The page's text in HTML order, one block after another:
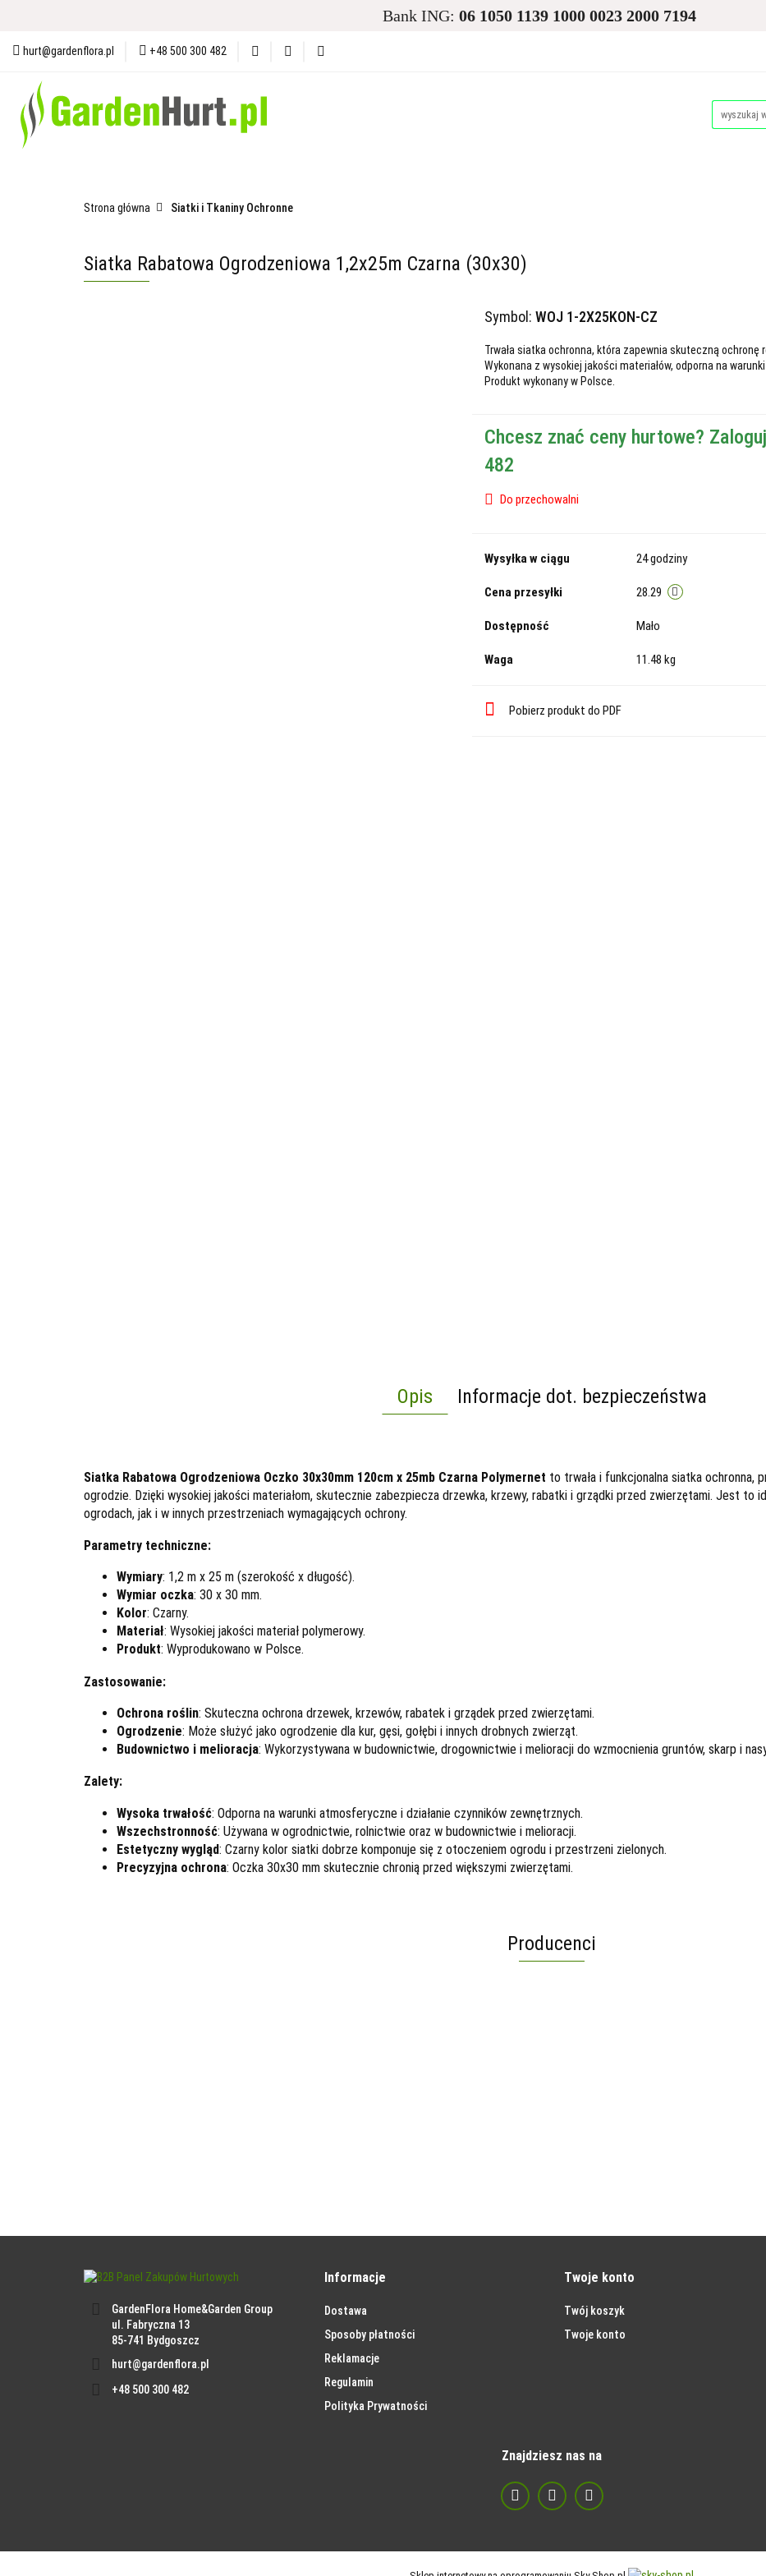
Bank ING: 06 1050 1139 1000 0023 2000 7194
hurt@gardenflora.pl +48 500 300 482
Strona główna Siatki i Tkaniny Ochronne
Siatka Rabatowa Ogrodzeniowa 1,2x25m Czarna (30x30)
Symbol: WOJ 1-2X25KON-CZ
Trwała siatka ochronna, która zapewnia skuteczną ochronę
Wykonana z wysokiej jakości materiałów, odporna na
Produkt wykonany w Polsce.
Chcesz znać ceny hurtowe?
482
Do przechowalni
Wysyłka w ciągu 24 godziny
Cena przesyłki 28.29
Dostępność Mało
Waga 11.48 kg
Pobierz produkt do PDF
Opis Informacje dot. bezpieczeństwa
Siatka Rabatowa Ogrodzeniowa Oczko 30x30mm 120cm x 25mb Czarna Polymernet to trwała i funkcjonalna siatka ochronna,
ogrodzie. Dzięki wysokiej jakości materiałom, skutecznie zabezpiecza drzewka, krzewy, rabatki i grządki przed zwierzętami. Jest to
ogrodach, jak i w innych przestrzeniach wymagających ochrony.
Parametry techniczne:
Wymiary: 1,2 m x 25 m (szerokość x długość).
Wymiar oczka: 30 x 30 mm.
Kolor: Czarny.
Materiał: Wysokiej jakości materiał polymerowy.
Produkt: Wyprodukowano w Polsce.
Zastosowanie:
Ochrona roślin: Skuteczna ochrona drzewek, krzewów, rabatek i grządek przed zwierzętami.
Ogrodzenie: Może służyć jako ogrodzenie dla kur, gęsi, gołębi i innych drobnych zwierząt.
Budownictwo i melioracja: Wykorzystywana w budownictwie, drogownictwie i melioracji do wzmocnienia gruntów, skarp i
Zalety:
Wysoka trwałość: Odporna na warunki atmosferyczne i działanie czynników zewnętrznych.
Wszechstronność: Używana w ogrodnictwie, rolnictwie oraz w budownictwie i melioracji.
Estetyczny wygląd: Czarny kolor siatki dobrze komponuje się z otoczeniem ogrodu i przestrzeni zielonych.
Precyzyjna ochrona: Oczka 30x30 mm skutecznie chronią przed większymi zwierzętami.
Producenci
GardenFlora Home&Garden Group
ul. Fabryczna 13
85-741 Bydgoszcz
hurt@gardenflora.pl
+48 500 300 482
Informacje
Dostawa
Sposoby płatności
Reklamacje
Regulamin
Polityka Prywatności
Twoje konto
Twój koszyk
Twoje konto
Znajdziesz nas na